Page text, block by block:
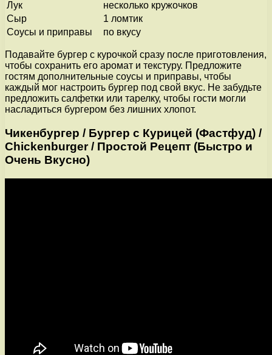
Лук
несколько кружочков
Сыр
1 ломтик
Соусы и приправы
по вкусу
Подавайте бургер с курочкой сразу после приготовления,
чтобы сохранить его аромат и текстуру. Предложите
гостям дополнительные соусы и приправы, чтобы
каждый мог настроить бургер под свой вкус. Не забудьте
предложить салфетки или тарелку, чтобы гости могли
насладиться бургером без лишних хлопот.
Чикенбургер / Бургер с Курицей (Фастфуд) /
Chickenburger / Простой Рецепт (Быстро и
Очень Вкусно)